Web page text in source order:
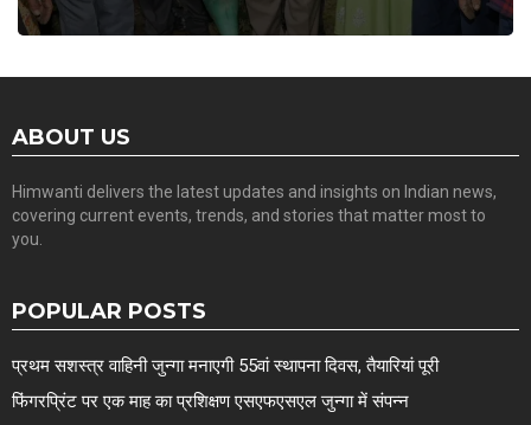
ABOUT US
Himwanti delivers the latest updates and insights on Indian news,
covering current events, trends, and stories that matter most to
you.
POPULAR POSTS
प्रथम सशस्त्र वाहिनी जुन्गा मनाएगी 55वां स्थापना दिवस, तैयारियां पूरी
फिंगरप्रिंट पर एक माह का प्रशिक्षण एसएफएसएल जुन्गा में संपन्न